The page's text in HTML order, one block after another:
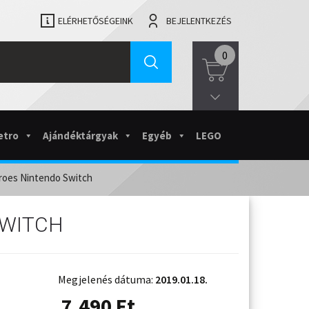
ELÉRHETŐSÉGEINK BEJELENTKEZÉS
0
Ajándéktárgyak Egyéb LEGO
Nintendo Switch
Megjelenés dátuma: 2019.01.18.